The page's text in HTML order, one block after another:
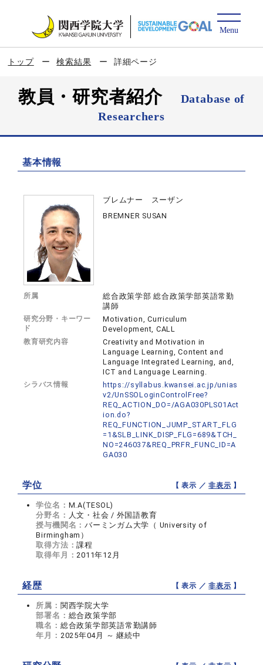
トップ 検索結果 詳細ページ
教員・研究者紹介
Database of
Researchers
基本情報
ブレムナー スーザン
BREMNER SUSAN
所属
総合政策学部 総合政策学部英語常勤
講師
研究分野・キーワー
ド
Motivation, Curriculum
Development, CALL
教育研究内容
Creativity and Motivation in
Language Learning, Content and
Language Integrated Learning, and,
ICT and Language Learning.
シラバス情報
https://syllabus.kwansei.ac.jp/unias
v2/UnSSOLoginControlFree?
REQ_ACTION_DO=/AGA030PLS01Act
ion.do?
REQ_FUNCTION_JUMP_START_FLG
=1&SLB_LINK_DISP_FLG=689&TCH_
NO=246037&REQ_PRFR_FUNC_ID=A
GA030
学位 【 表示 ／非表示 】
学位名： M.A(TESOL)
分野名： 人文・社会 / 外国語教育
授与機関名：バーミンガム大学（ University of
Birmingham）
取得方法：課程
取得年月：2011年12月
経歴 【 表示 ／非表示 】
所属： 関西学院大学
部署名： 総合政策学部
職名： 総合政策学部英語常勤講師
年月： 2025年04月 ～ 継続中